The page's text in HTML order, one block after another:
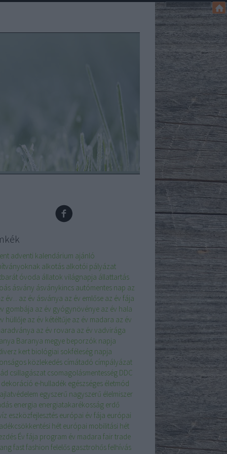
adventi kalendárium ajánló
alkotás alkotói pályázat
óvoda állatok világnapja állattartás
ásvány ásványkincs autómentes nap az
év... az év ásványa az év emlőse az év fája
gombája az év gyógynövénye az év hala
hüllője az év kétéltűje az év madara az év
az év rovara az év vadvirága
Baranya megye beporzók napja
kert biológiai sokféleség napja
közlekedés címátadó címpályázat
csillagászat csomagolásmentesség DDC
dekoráció e-hulladék egészséges életmód
egyszerű nagyszerű élelmiszer
energia energiatakarékosság erdő
eszközfejlesztés európai év fája európai
hét európai mobilitási hét
Év fája program év madara fair trade
fast fashion felelős gasztrohősfelhívás